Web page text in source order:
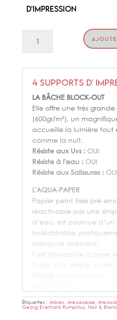
d'impression
4 supports d'
LA BÂCHE BLOCK-OUT
Elle offre une très grande
(600gr/m²), un
accueille la lumière tout
comme la nuit.
Résiste aux Uvs :OUI
Résiste à l'eau :OUI
Résiste aux Salissures :OUI
L'AQUA-PAPER
Papier peint tissé pré-
réactivable par une
d’eau, est pourvue
Indéchirable,
manipule aisément.
Il est très rapide à poser
Résiste aux Salissures :OUI
Étiquettes : Arbres, Arecaceae,
Georg Everhard Rumphius, Noir & Blanc